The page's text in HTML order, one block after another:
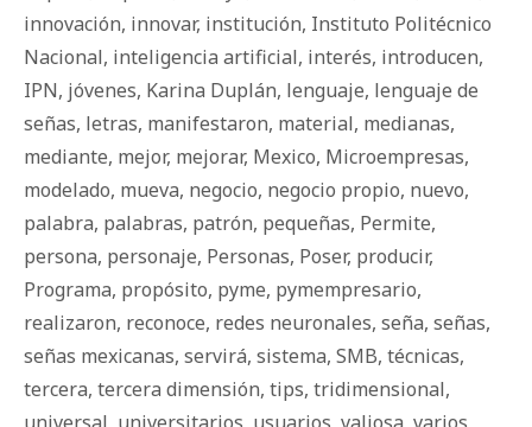
innovación, innovar, institución, Instituto Politécnico
Nacional, inteligencia artificial, interés, introducen,
IPN, jóvenes, Karina Duplán, lenguaje, lenguaje de
señas, letras, manifestaron, material, medianas,
mediante, mejor, mejorar, Mexico, Microempresas,
modelado, mueva, negocio, negocio propio, nuevo,
palabra, palabras, patrón, pequeñas, Permite,
persona, personaje, Personas, Poser, producir,
Programa, propósito, pyme, pymempresario,
realizaron, reconoce, redes neuronales, seña, señas,
señas mexicanas, servirá, sistema, SMB, técnicas,
tercera, tercera dimensión, tips, tridimensional,